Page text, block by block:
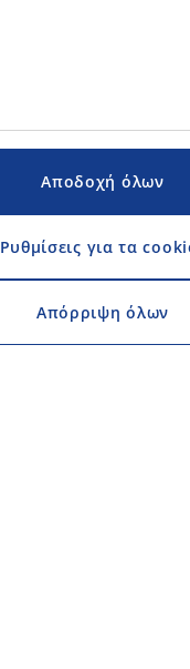
Αποδοχή όλων
Ρυθμίσεις για τα
Απόρριψη όλων